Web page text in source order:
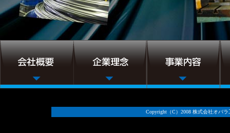
Copyright（C）2008 株式会社オバ